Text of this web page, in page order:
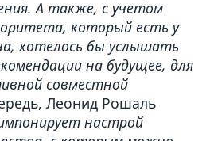
А также, с учетом
который есть у
хотелось бы услышать
на будущее, для
совместной
Леонид Рошаль
настрой